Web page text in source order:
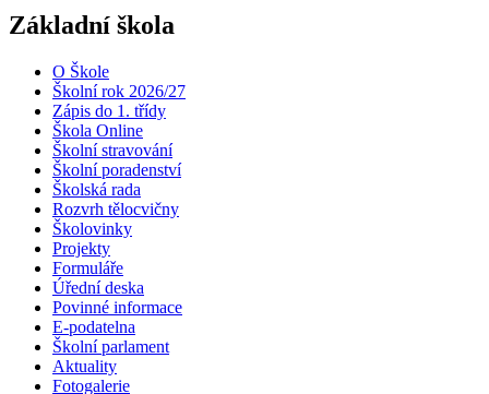
Základní škola
O Škole
Školní rok 2026/27
Zápis do 1. třídy
Škola Online
Školní stravování
Školní poradenství
Školská rada
Rozvrh tělocvičny
Školovinky
Projekty
Formuláře
Úřední deska
Povinné informace
E-podatelna
Školní parlament
Aktuality
Fotogalerie